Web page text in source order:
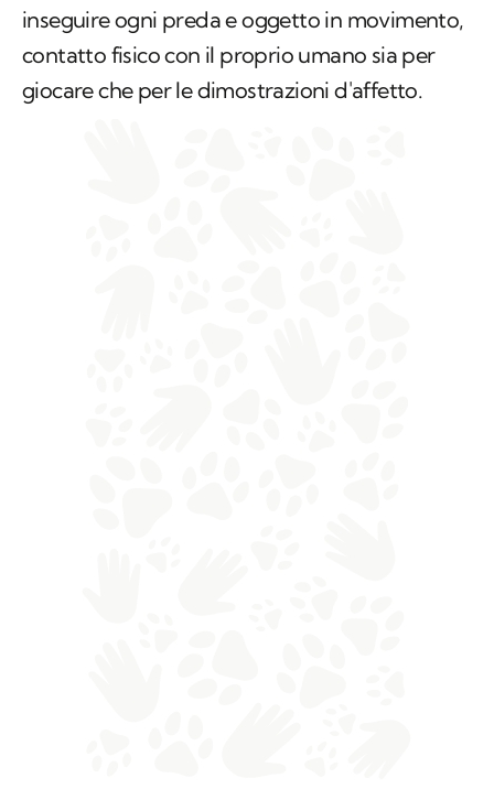
inseguire ogni preda e oggetto in movimento,
contatto fisico con il proprio umano sia per
giocare che per le dimostrazioni d'affetto.